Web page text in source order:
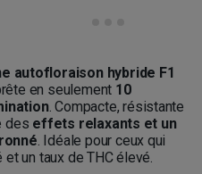
autofloraison hybride F1
en seulement 10
. Compacte, résistante
des effets relaxants et un
. Idéale pour ceux qui
un taux de THC élevé.